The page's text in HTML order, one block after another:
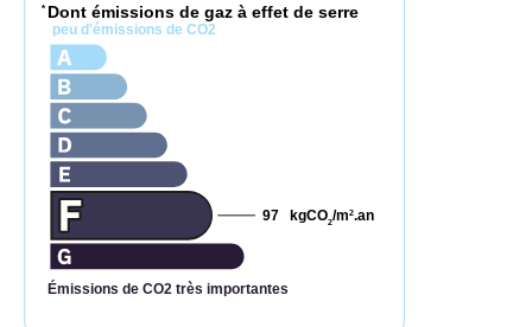
* Dont émissions de gaz à effet de serre
peu d'émissions de CO2
Émissions de CO2 très importantes
kgCO2/m2.an
97